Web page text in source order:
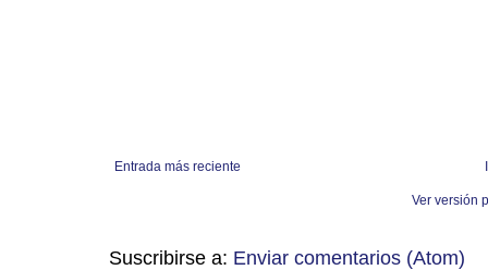
Entrada más reciente
Ver versión
Suscribirse a: Enviar comentarios (Atom)